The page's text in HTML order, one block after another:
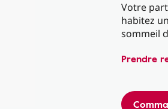
Votre
habitez
sommeil
Prendre